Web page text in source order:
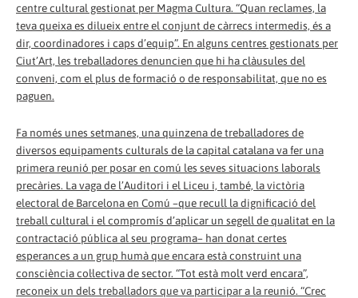
centre cultural gestionat per Magma Cultura. “Quan reclames, la
teva queixa es dilueix entre el conjunt de càrrecs intermedis, és a
dir, coordinadores i caps d’equip”. En alguns centres gestionats per
Ciut’Art, les treballadores denuncien que hi ha clàusules del
conveni, com el plus de formació o de responsabilitat, que no es
paguen.
Fa només unes setmanes, una quinzena de treballadores de
diversos equipaments culturals de la capital catalana va fer una
primera reunió per posar en comú les seves situacions laborals
precàries. La vaga de l’Auditori i el Liceu i, també, la victòria
electoral de Barcelona en Comú –que recull la dignificació del
treball cultural i el compromís d’aplicar un segell de qualitat en la
contractació pública al seu programa– han donat certes
esperances a un grup humà que encara està construint una
consciència col·lectiva de sector. “Tot està molt verd encara”,
reconeix un dels treballadors que va participar a la reunió. “Crec